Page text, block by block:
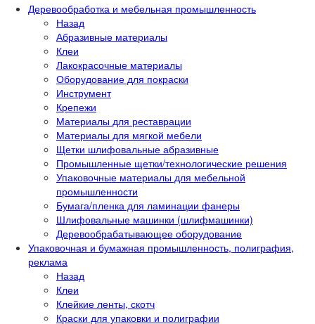
Деревообработка и мебельная промышленность
Назад
Абразивные материалы
Клеи
Лакокрасочные материалы
Оборудование для покраски
Инструмент
Крепежи
Материалы для реставрации
Материалы для мягкой мебели
Щетки шлифовальные абразивные
Промышленные щетки/технологические решения
Упаковочные материалы для мебельной
промышленности
Бумага/пленка для ламинации фанеры
Шлифовальные машинки (шлифмашинки)
Деревообрабатывающее оборудование
Упаковочная и бумажная промышленность, полиграфия,
реклама
Назад
Клеи
Клейкие ленты, скотч
Краски для упаковки и полиграфии